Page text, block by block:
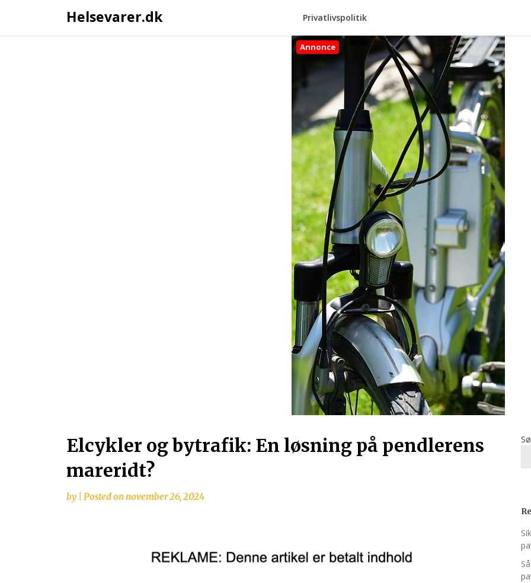
Helsevarer.dk Privatlivspolitik
Annonce
Elcykler og bytrafik: En løsning på pendlerens
mareridt?
by Posted onnovember 26, 2024